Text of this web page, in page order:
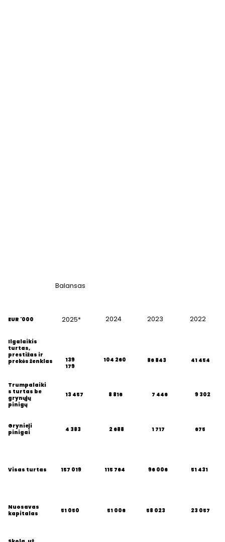
Balansas
EUR '000 2025* 2024 2023 2022
Nuosavas
kapitalas
51 050 51 006 58 023 23 057
Visas turtas 157 019 115 764 96 006 51 431
Grynieji
pinigai
4 383 2 688 1 717 675
Trumpalaiki
s turtas be
grynųjų
pinigų
13 457 8 816 7 446 9 302
Ilgalaikis
turtas,
prestižas ir
prekės ženklas
139
179
104 260 86 843 41 454